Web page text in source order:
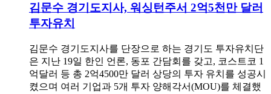
김문수 경기도지사, 워싱턴주서 2억5천만 달러
투자유치
김문수 경기도지사를 단장으로 하는 경기도 투자유치단
은 지난 19일 한인 언론, 동포 간담회를 갖고, 코스트코 1
억달러 등 총 2억4500만 달러 상당의 투자 유치를 성공시
켰으며 여러 기업과 5개 투자 양해각서(MOU)를 체결했